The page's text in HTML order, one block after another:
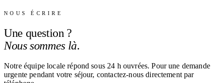
NOUS ÉCRIRE
Une question ?
Nous sommes là.
Notre équipe locale répond sous 24 h ouvrées. Pour une demande
urgente pendant votre séjour, contactez-nous directement par